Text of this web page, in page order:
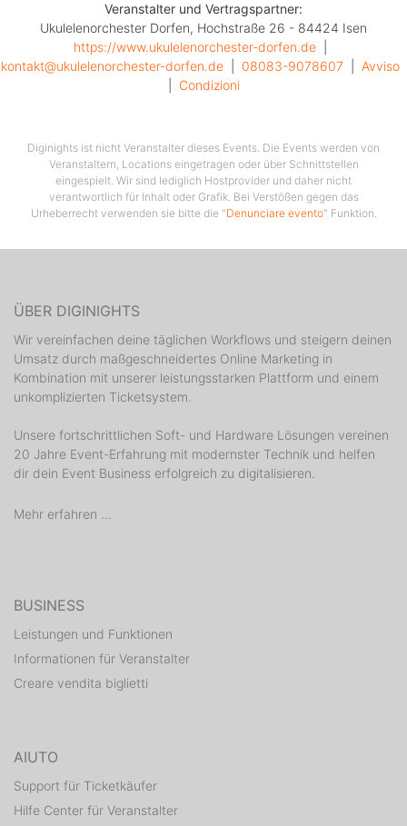
Veranstalter und Vertragspartner:
Ukulelenorchester Dorfen, Hochstraße 26 - 84424 Isen
https://www.ukulelenorchester-dorfen.de
kontakt@ukulelenorchester-dorfen.de
  |
08083-9078607
Avviso
Condizioni
Diginights ist nicht Veranstalter dieses Events. Die Events werden von
Veranstaltern, Locations eingetragen oder über Schnittstellen
eingespielt. Wir sind lediglich Hostprovider und daher nicht
verantwortlich für Inhalt oder Grafik. Bei Verstößen gegen das
Urheberrecht verwenden sie bitte die "Denunciare evento" Funktion.
ÜBER DIGINIGHTS
Wir vereinfachen deine täglichen Workflows und steigern deinen
Umsatz durch maßgeschneidertes Online Marketing in
Kombination mit unserer leistungsstarken Plattform und einem
unkomplizierten Ticketsystem.
Unsere fortschrittlichen Soft- und Hardware Lösungen vereinen
20 Jahre Event-Erfahrung mit modernster Technik und helfen
dir dein Event Business erfolgreich zu digitalisieren.
Mehr erfahren ...
BUSINESS
Leistungen und Funktionen
Informationen für Veranstalter
Creare vendita biglietti
AIUTO
Support für Ticketkäufer
Hilfe Center für Veranstalter